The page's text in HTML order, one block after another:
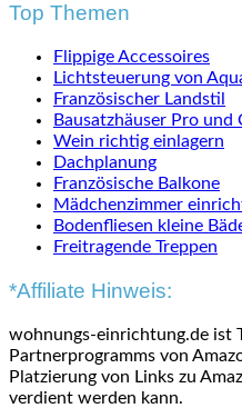
Top Themen
Flippige Accessoires
Lichtsteuerung von
Französischer Landstil
Bausatzhäuser Pro und
Wein richtig einlagern
Dachplanung
Französische Balkone
Mädchenzimmer
Bodenfliesen kleine
Freitragende Treppen
*Affiliate Hinweis:
wohnungs-einrichtung.de ist
Partnerprogramms von
Platzierung von Links zu
verdient werden kann.